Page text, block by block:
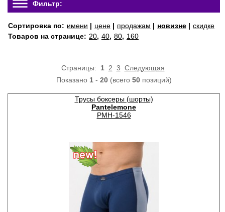
Фильтр:
Сортировка по: имени | цене | продажам | новизне | скидке
Товаров на странице: 20, 40, 80, 160
Страницы: 1 2 3 Следующая
Показано 1- 20(всего 50позиций)
Трусы боксеры (шорты)
Pantelemone
PMH-1546